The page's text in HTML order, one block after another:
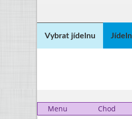
Vybrat jídelnu
Menu
Chod